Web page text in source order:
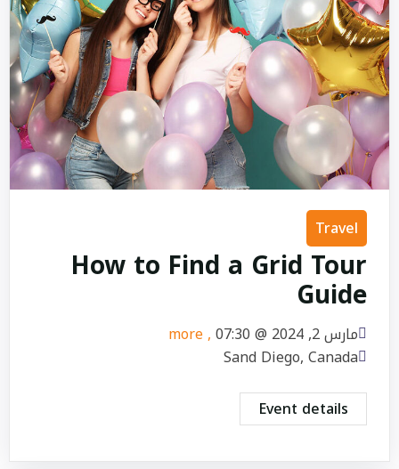
Travel
How to Find a Grid Tour
Guide
مارس 2, 2024 @ 07:30
, more
Sand Diego, Canada
Event details